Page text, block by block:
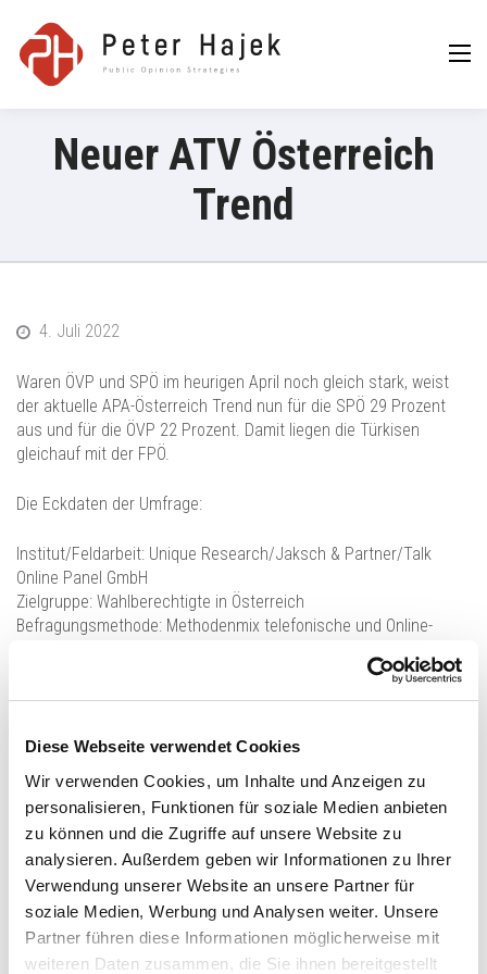
Diese Webseite verwendet Cookies
Wir verwenden Cookies, um Inhalte und Anzeigen zu
personalisieren, Funktionen für soziale Medien anbieten
zu können und die Zugriffe auf unsere Website zu
analysieren. Außerdem geben wir Informationen zu Ihrer
Verwendung unserer Website an unsere Partner für
soziale Medien, Werbung und Analysen weiter. Unsere
Partner führen diese Informationen möglicherweise mit
weiteren Daten zusammen, die Sie ihnen bereitgestellt
Strategies GmbH
Neuer ATV Österreich
Trend
4. Juli 2022
Waren ÖVP und SPÖ im heurigen April noch gleich stark, weist
der aktuelle APA-Österreich Trend nun für die SPÖ 29 Prozent
aus und für die ÖVP 22 Prozent. Damit liegen die Türkisen
gleichauf mit der FPÖ.
Die Eckdaten der Umfrage:
Institut/Feldarbeit: Unique Research/Jaksch & Partner/Talk
Online Panel GmbH
Zielgruppe: Wahlberechtigte in Österreich
Befragungsmethode: Methodenmix telefonische und Online-
Max. Schwankungsbreite n=800: +/- 3,5%
Max. Schwankungsbreite n=558: +/- 4,1%
Untersuchungszeitraum 27. bis 30. Juni 2022
Wortlaut: „Angenommen, am nächsten Sonntag wären
Nationalratswahlen, welcher Partei würden Sie da Ihre Stimme
geben?“ (Parteien mit Spitzenkandidaten rotierend vorgelesen)
Stichprobengrundlage: Öffentliches Telefonverzeichnis,
Institutseigene Datenbanken, Panel Talk Online Panel GmbH